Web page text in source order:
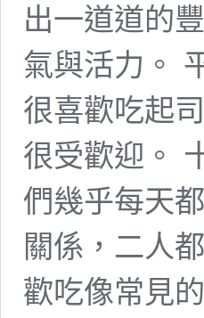
出一道道的
氣與活力。
很喜歡吃起
很受歡迎。
們幾乎每天
關係，二人
歡吃像常見